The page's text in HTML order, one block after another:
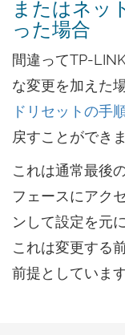
またはネッ
った場合
間違ってTP-
な変更を加えた
ドリセットの手
戻すことができま
これは通常最後
フェースにアク
ンして設定を元
これは変更する
前提としています